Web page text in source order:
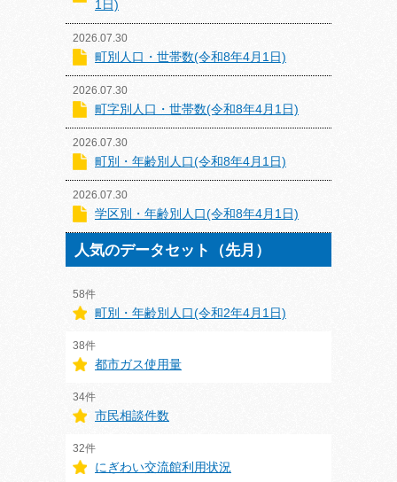
1日)
2026.07.30
町別人口・世帯数(令和8年4月1日)
2026.07.30
町字別人口・世帯数(令和8年4月1日)
2026.07.30
町別・年齢別人口(令和8年4月1日)
2026.07.30
学区別・年齢別人口(令和8年4月1日)
人気のデータセット（先月）
58件
町別・年齢別人口(令和2年4月1日)
38件
都市ガス使用量
34件
市民相談件数
32件
にぎわい交流館利用状況